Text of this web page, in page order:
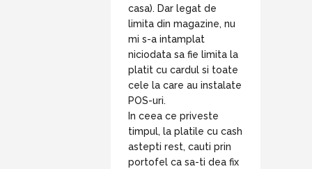
casa). Dar legat de
limita din magazine, nu
mi s-a intamplat
niciodata sa fie limita la
platit cu cardul si toate
cele la care au instalate
POS-uri.
In ceea ce priveste
timpul, la platile cu cash
astepti rest, cauti prin
portofel ca sa-ti dea fix